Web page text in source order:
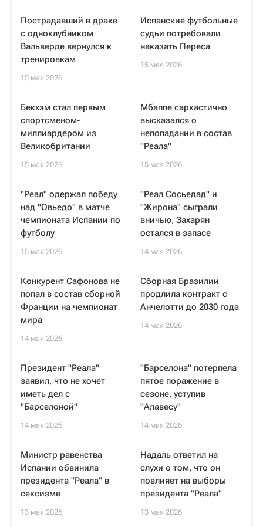
Пострадавший в драке
с одноклубником
Вальверде вернулся к
тренировкам
15 мая 2026
Испанские футбольные
судьи потребовали
наказать Переса
15 мая 2026
Бекхэм стал первым
спортсменом-
миллиардером из
Великобритании
15 мая 2026
Мбаппе саркастично
высказался о
непопадании в состав
"Реала"
15 мая 2026
"Реал" одержал победу
над "Овьедо" в матче
чемпионата Испании по
футболу
15 мая 2026
"Реал Сосьедад" и
"Жирона" сыграли
вничью, Захарян
остался в запасе
14 мая 2026
Конкурент Сафонова не
попал в состав сборной
Франции на чемпионат
мира
14 мая 2026
Сборная Бразилии
продлила контракт с
Анчелотти до 2030 года
14 мая 2026
Президент "Реала"
заявил, что не хочет
иметь дел с
"Барселоной"
14 мая 2026
"Барселона" потерпела
пятое поражение в
сезоне, уступив
"Алавесу"
14 мая 2026
Министр равенства
Испании обвинила
президента "Реала" в
сексизме
13 мая 2026
Надаль ответил на
слухи о том, что он
повлияет на выборы
президента "Реала"
13 мая 2026